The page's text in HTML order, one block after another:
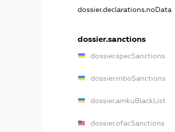
dossier.declarations.noData
dossier.sanctions
dossier.specSanctions
dossier.rnboSanctions
dossier.amkuBlackList
dossier.ofacSanctions